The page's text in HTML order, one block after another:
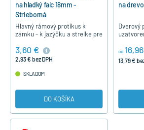
na hladký falc 18mm -
Strieborná
Hlavný rámový protikus k
zámku - k jazýčku a strelke pre
hladký falc 12/18-9.
3,60 €
2,93 € bez DPH
SKLADOM
DO KOŠÍKA
na
Dverový
medzi
od
13,79 €